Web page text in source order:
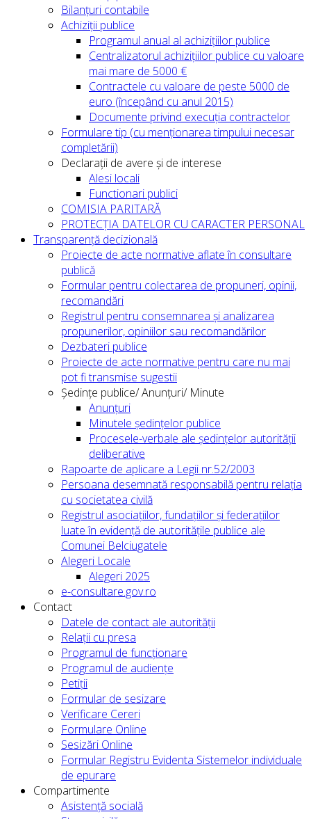
Bilanțuri contabile
Achiziții publice
Programul anual al achizițiilor publice
Centralizatorul achizițiilor publice cu valoare
mai mare de 5000 €
Contractele cu valoare de peste 5000 de
euro (începând cu anul 2015)
Documente privind execuția contractelor
Formulare tip (cu menționarea timpului necesar
completării)
Declarații de avere și de interese
Alesi locali
Functionari publici
COMISIA PARITARĂ
PROTECȚIA DATELOR CU CARACTER PERSONAL
Transparență decizională
Proiecte de acte normative aflate în consultare
publică
Formular pentru colectarea de propuneri, opinii,
recomandări
Registrul pentru consemnarea și analizarea
propunerilor, opiniilor sau recomandărilor
Dezbateri publice
Proiecte de acte normative pentru care nu mai
pot fi transmise sugestii
Ședințe publice/ Anunțuri/ Minute
Anunțuri
Minutele ședințelor publice
Procesele-verbale ale ședințelor autorității
deliberative
Rapoarte de aplicare a Legii nr.52/2003
Persoana desemnată responsabilă pentru relația
cu societatea civilă
Registrul asociațiilor, fundațiilor și federațiilor
luate în evidență de autoritățile publice ale
Comunei Belciugatele
Alegeri Locale
Alegeri 2025
e-consultare.gov.ro
Contact
Datele de contact ale autorității
Relații cu presa
Programul de funcționare
Programul de audiențe
Petiții
Formular de sesizare
Verificare Cereri
Formulare Online
Sesizări Online
Formular Registru Evidenta Sistemelor individuale
de epurare
Compartimente
Asistență socială